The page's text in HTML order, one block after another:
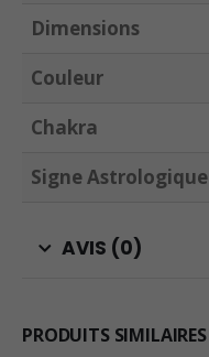
Dimensions
Couleur
Chakra
Signe Astrologique
AVIS (0)
PRODUITS SIMILAIRES